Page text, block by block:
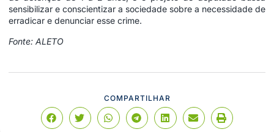
sensibilizar e conscientizar a sociedade sobre a necessidade de
erradicar e denunciar esse crime.
Fonte: ALETO
COMPARTILHAR